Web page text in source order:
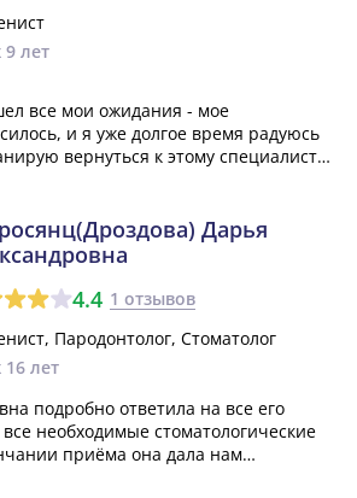
9 лет
все мои ожидания - мое
и я уже долгое время радуюсь
вернуться к этому специалисту
Дарья
4.4 1 отзывов
Пародонтолог, Стоматолог
16 лет
подробно ответила на все его
необходимые стоматологические
приёма она дала нам